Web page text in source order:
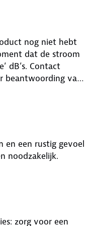
automatische
van slechts
Scheppach een
eenvoudig kunt
of een afgelegen
hem om
apparaten
de schone
nog niet hebt
dat de stroom
dB’s. Contact
beantwoording van
te woord
wereld.
en een rustig gevoel
noodzakelijk.
zorg voor een